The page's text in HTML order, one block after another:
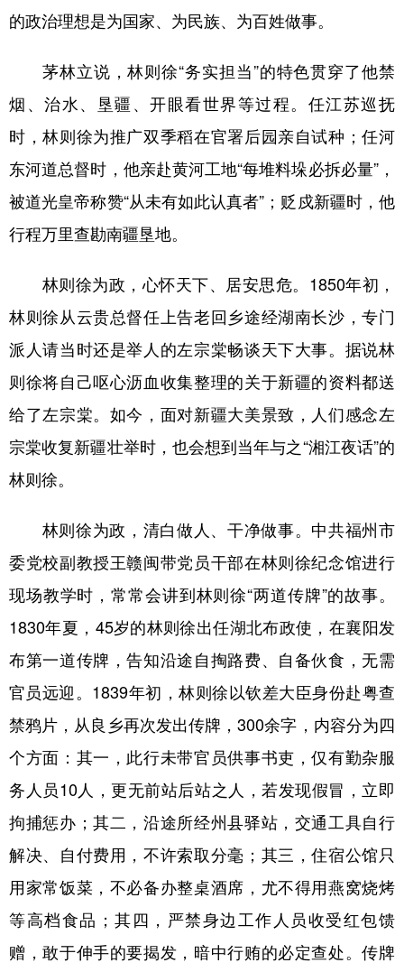
的政治理想是为国家、为民族、为百姓做事。
茅林立说，林则徐“务实担当”的特色贯穿了他禁
烟、治水、垦疆、开眼看世界等过程。任江苏巡抚
时，林则徐为推广双季稻在官署后园亲自试种；任河
东河道总督时，他亲赴黄河工地“每堆料垛必拆必量”，
被道光皇帝称赞“从未有如此认真者”；贬戍新疆时，他
行程万里查勘南疆垦地。
林则徐为政，心怀天下、居安思危。1850年初，
林则徐从云贵总督任上告老回乡途经湖南长沙，专门
派人请当时还是举人的左宗棠畅谈天下大事。据说林
则徐将自己呕心沥血收集整理的关于新疆的资料都送
给了左宗棠。如今，面对新疆大美景致，人们感念左
宗棠收复新疆壮举时，也会想到当年与之“湘江夜话”的
林则徐。
林则徐为政，清白做人、干净做事。中共福州市
委党校副教授王赣闽带党员干部在林则徐纪念馆进行
现场教学时，常常会讲到林则徐“两道传牌”的故事。
1830年夏，45岁的林则徐出任湖北布政使，在襄阳发
布第一道传牌，告知沿途自掏路费、自备伙食，无需
官员远迎。1839年初，林则徐以钦差大臣身份赴粤查
禁鸦片，从良乡再次发出传牌，300余字，内容分为四
个方面：其一，此行未带官员供事书吏，仅有勤杂服
务人员10人，更无前站后站之人，若发现假冒，立即
拘捕惩办；其二，沿途所经州县驿站，交通工具自行
解决、自付费用，不许索取分毫；其三，住宿公馆只
用家常饭菜，不必备办整桌酒席，尤不得用燕窝烧烤
等高档食品；其四，严禁身边工作人员收受红包馈
赠，敢于伸手的要揭发，暗中行贿的必定查处。传牌